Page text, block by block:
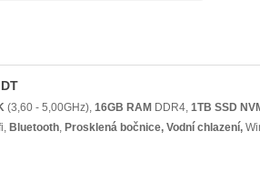
(3,60 - 5,00GHz), 16GB RAM DDR4, 1TB SSD
Bluetooth, Prosklená bočnice, Vodní chlazení,